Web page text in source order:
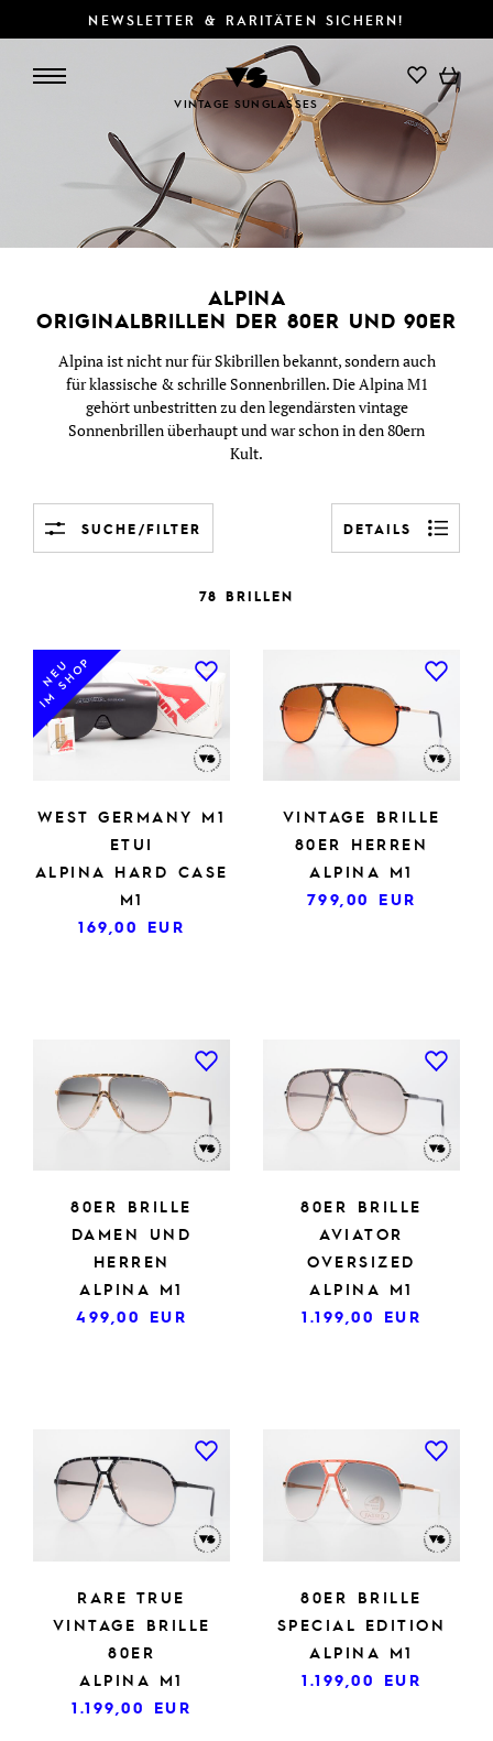
NEWSLETTER & RARITÄTEN SICHERN!
VINTAGE SUNGLASSES
SUCHE/FILTER DETAILS
ALPINA
ORIGINALBRILLEN DER 80ER UND 90ER
Alpina ist nicht nur für Skibrillen bekannt, sondern auch
für klassische & schrille Sonnenbrillen. Die Alpina M1
gehört unbestritten zu den legendärsten vintage
Sonnenbrillen überhaupt und war schon in den 80ern
Kult.
SUCHE/FILTER DETAILS
78 BRILLEN
NEU
IM SHOP
WEST GERMANY M1
ETUI
ALPINA HARD CASE
M1
169,00 EUR
VINTAGE BRILLE
80ER HERREN
ALPINA M1
799,00 EUR
80ER BRILLE
DAMEN UND
HERREN
ALPINA M1
499,00 EUR
80ER BRILLE
AVIATOR
OVERSIZED
ALPINA M1
1.199,00 EUR
RARE TRUE
VINTAGE BRILLE
80ER
ALPINA M1
1.199,00 EUR
80ER BRILLE
SPECIAL EDITION
ALPINA M1
1.199,00 EUR